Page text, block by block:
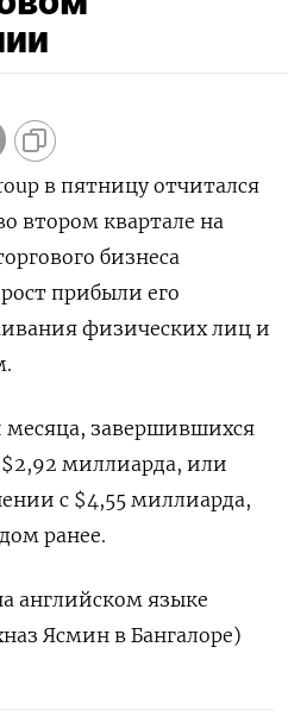
в пятницу отчитался
втором квартале на
бизнеса
прибыли его
физических лиц и
месяца, завершившихся
миллиарда, или
с $4,55 миллиарда,
ранее.
английском языке
Ясмин в Бангалоре)